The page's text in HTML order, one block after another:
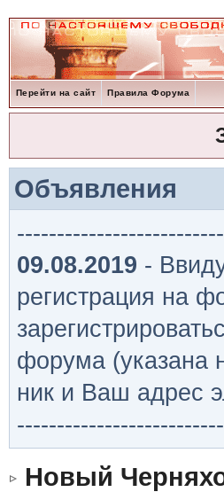
Перейти на сайт Правила Форума
Объявления
09.08.2019 -
регистрация на
форума (указана
ник и Ваш адрес
Новый